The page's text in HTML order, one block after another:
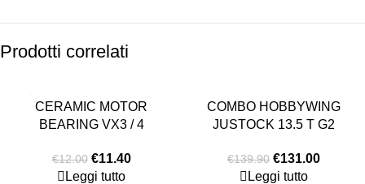
Prodotti correlati
ESAURITO
CERAMIC MOTOR
BEARING VX3 / 4
€12.00 €11.40
Leggi tutto
-6%
ESAURITO
COMBO HOBBYWING
JUSTOCK 13.5 T G2
€139.90 €131.00
Leggi tutto